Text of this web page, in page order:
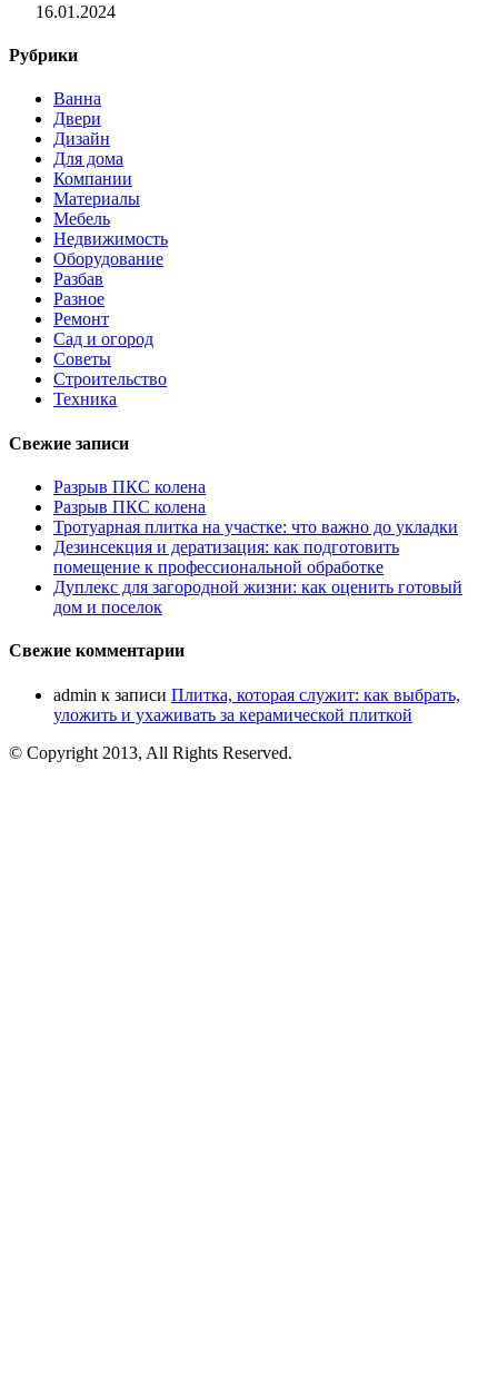
16.01.2024
Рубрики
Ванна
Двери
Дизайн
Для дома
Компании
Материалы
Мебель
Недвижимость
Оборудование
Разбав
Разное
Ремонт
Сад и огород
Советы
Строительство
Техника
Свежие записи
Разрыв ПКС колена
Разрыв ПКС колена
Тротуарная плитка на участке: что важно до укладки
Дезинсекция и дератизация: как подготовить
помещение к профессиональной обработке
Дуплекс для загородной жизни: как оценить готовый
дом и поселок
Свежие комментарии
admin к записи Плитка, которая служит: как выбрать,
уложить и ухаживать за керамической плиткой
© Copyright 2013, All Rights Reserved.